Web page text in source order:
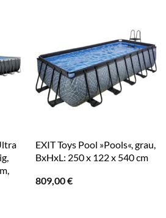
EXIT Toys Pool »Pools«, grau,
BxHxL: 250 x 122 x 540 cm
809,00€